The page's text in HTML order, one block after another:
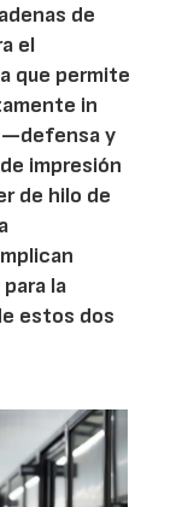
de
el
que permite
in
—defensa y
impresión
de hilo de
la
estos dos